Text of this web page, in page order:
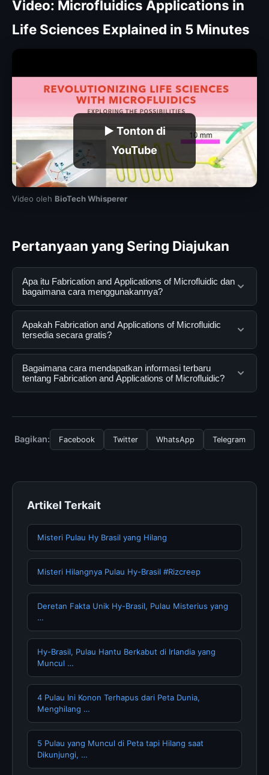
Video: Microfluidics Applications in
Life Sciences Explained in 5 Minutes
▶ Tonton di
YouTube
Video oleh BioTech Whisperer
Pertanyaan yang Sering Diajukan
Apa itu Fabrication and Applications of Microfluidic dan
bagaimana cara menggunakannya?
Fabrication and Applications of Microfluidic adalah
layanan digital yang dirancang untuk membantu
pengguna mendapatkan informasi lengkap dan
terpercaya. Anda dapat menggunakannya dengan
mengunjungi situs resmi dan mengikuti panduan yang
tersedia.
Apakah Fabrication and Applications of Microfluidic
tersedia secara gratis?
Ya, Fabrication and Applications of Microfluidic dapat
diakses secara gratis oleh semua pengguna. Tidak ada
biaya tersembunyi atau langganan yang diperlukan
Bagaimana cara mendapatkan informasi terbaru
tentang Fabrication and Applications of Microfluidic?
mengunjungi halaman resmi kami secara berkala. Kami
selalu memperbarui konten dengan informasi terkini dan
Bagikan: Facebook Twitter WhatsApp Telegram
Artikel Terkait
Misteri Pulau Hy Brasil yang Hilang
Misteri Hilangnya Pulau Hy-Brasil #Rizcreep
Deretan Fakta Unik Hy-Brasil, Pulau Misterius yang
…
Hy-Brasil, Pulau Hantu Berkabut di Irlandia yang
Muncul …
4 Pulau Ini Konon Terhapus dari Peta Dunia,
Menghilang …
5 Pulau yang Muncul di Peta tapi Hilang saat
Dikunjungi, …